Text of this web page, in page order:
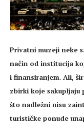
Privatni muzeji neke
način od institucija
i finansiranjem. Ali,
zbirki koje sakupljaju
što nadležni nisu
turističke ponude